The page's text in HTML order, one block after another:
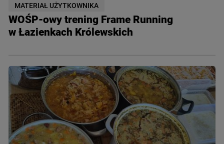
MATERIAŁ UŻYTKOWNIKA
WOŚP-owy trening Frame Running
w Łazienkach Królewskich